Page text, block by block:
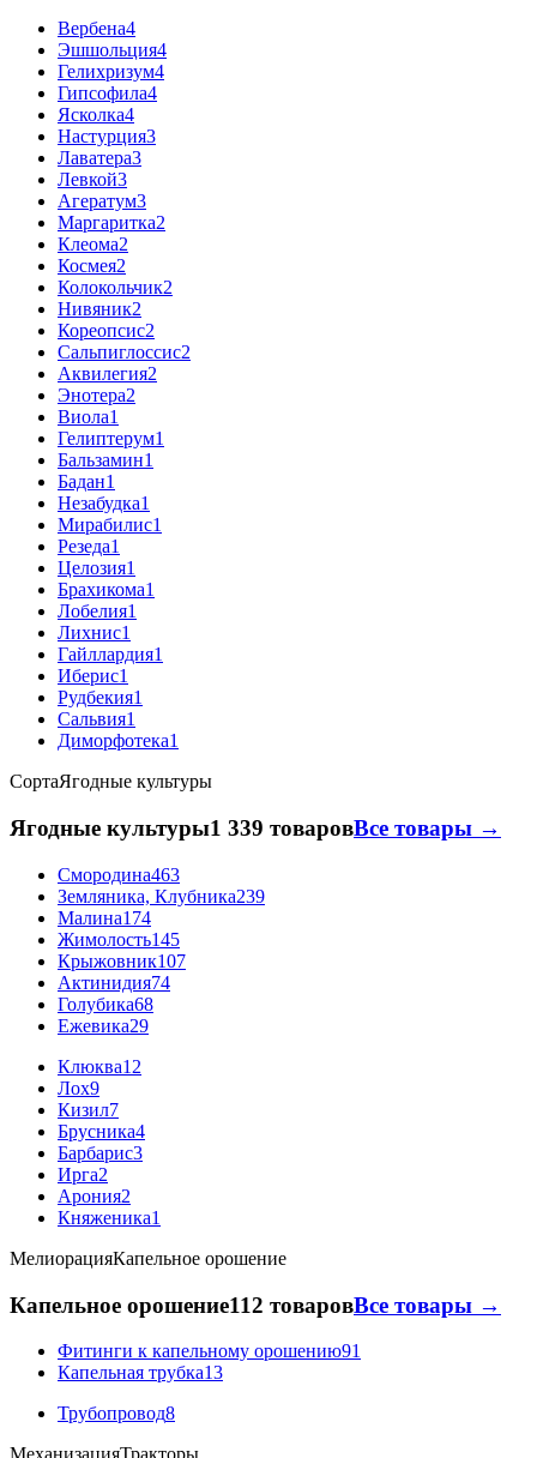
Вербена4
Эшшольция4
Гелихризум4
Гипсофила4
Ясколка4
Настурция3
Лаватера3
Левкой3
Агератум3
Маргаритка2
Клеома2
Космея2
Колокольчик2
Нивяник2
Кореопсис2
Сальпиглоссис2
Аквилегия2
Энотера2
Виола1
Гелиптерум1
Бальзамин1
Бадан1
Незабудка1
Мирабилис1
Резеда1
Целозия1
Брахикома1
Лобелия1
Лихнис1
Гайллардия1
Иберис1
Рудбекия1
Сальвия1
Диморфотека1
СортаЯгодные культуры
Ягодные культуры1 339 товаровВсе товары →
Смородина463
Земляника, Клубника239
Малина174
Жимолость145
Крыжовник107
Актинидия74
Голубика68
Ежевика29
Клюква12
Лох9
Кизил7
Брусника4
Барбарис3
Ирга2
Арония2
Княженика1
МелиорацияКапельное орошение
Капельное орошение112 товаровВсе товары →
Фитинги к капельному орошению91
Капельная трубка13
Трубопровод8